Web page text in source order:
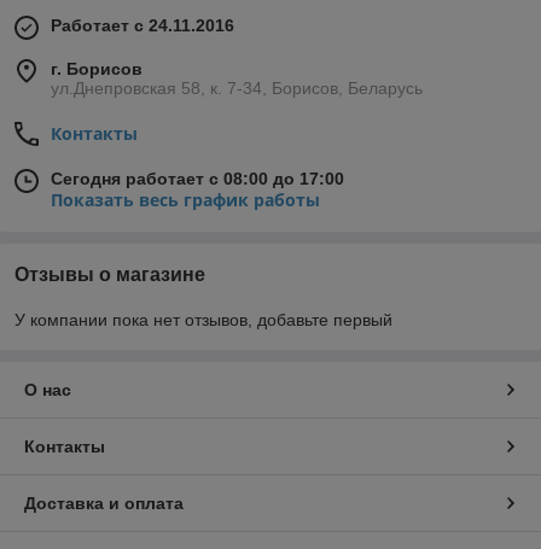
Работает с 24.11.2016
г. Борисов
ул.Днепровская 58, к. 7-34, Борисов, Беларусь
Контакты
Сегодня работает с 08:00 до 17:00
Показать весь график работы
Отзывы о магазине
У компании пока нет отзывов, добавьте первый
О нас
Контакты
Доставка и оплата